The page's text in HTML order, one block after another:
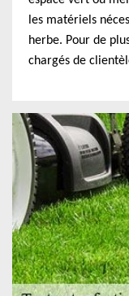
les matériels
herbe. Pour de
chargés de